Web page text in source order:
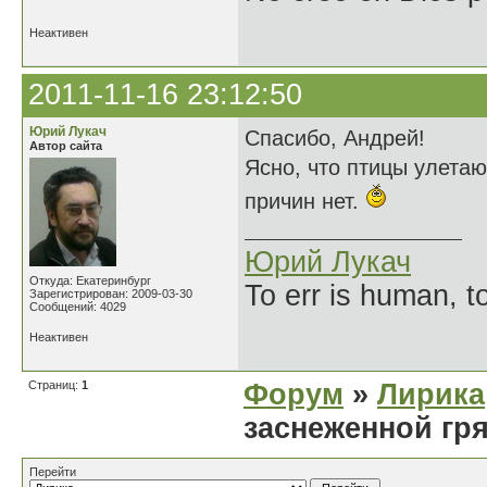
Неактивен
2011-11-16 23:12:50
Юрий Лукач
Автор сайта
Откуда: Екатеринбург
Зарегистрирован: 2009-03-30
Сообщений: 4029
Спасибо, Андрей!
Ясно, что птицы
причин нет.
Юрий Лукач
To err is human,
Неактивен
Страниц: 1 Форум » Лирика
заснеженной
Перейти